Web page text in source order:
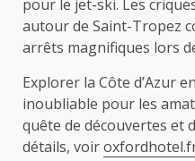
pour le jet-ski. Les
autour de Saint-Tropez
arrêts magnifiques lors
Explorer la Côte d’Azur
inoubliable pour les
quête de découvertes et
détails, voir